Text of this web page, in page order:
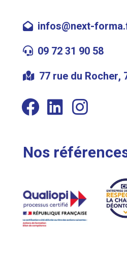
infos@next-
09 72 31 90 58
77 rue du Rocher,
Nos